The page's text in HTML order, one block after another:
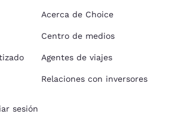
sesión
Acerca de Choice
Centro de medios
Agentes de viajes
Relaciones con inversores